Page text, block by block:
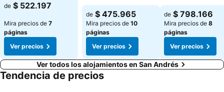
de $ 522.197
Mira precios de 7
páginas
Ver precios
de $ 475.965
Mira precios de 10
páginas
Ver precios
de $ 798.166
Mira precios de 8
páginas
Ver precios
Ver todos los alojamientos en San Andrés
Tendencia de precios